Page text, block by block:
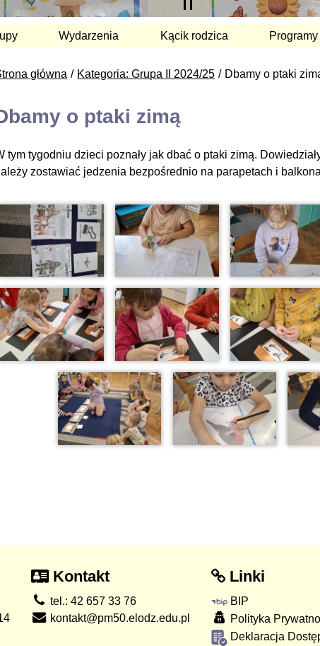
Wydarzenia Kącik rodzica
główna Kategoria: Grupa II 2024/25 Dbamy o ptaki
o ptaki zimą
tym tygodniu dzieci poznały jak dbać o ptaki zimą.
zostawiać jedzenia bezpośrednio na parapetach i
Kontakt
tel.: 42 657 33 76
kontakt@pm50.elodz.edu.pl
Linki
BIP
Polityka
Deklaracja